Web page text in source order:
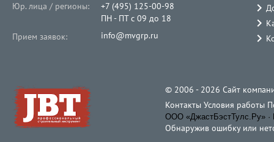
Юр. лица / регионы:
+7 (495) 125-00-98
ПН - ПТ с 09 до 18
Прием заявок:
info@mvgrp.ru
© 2006 - 2026 Cайт
Контакты Условия работы
ООО «ДжастБэстТулс.Ру» ·
Обнаружив ошибку или